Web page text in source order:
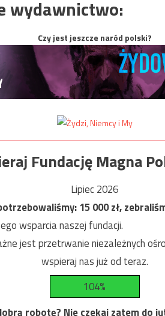
wydawnictwo:
Czy jest jeszcze naród polski?
Fundację Magna
Lipiec 2026
15 000zł,
wsparcia naszej fundacji.
jest przetrwanie niezależnych
wspieraj nas już od teraz.
104%
robotę? Nie czekaj zatem do